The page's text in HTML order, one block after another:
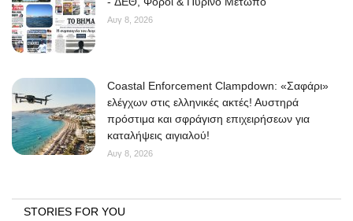
Αυγ 8, 2026
Coastal Enforcement Clampdown: «Σαφάρι»
ελέγχων στις ελληνικές ακτές! Αυστηρά
πρόστιμα και σφράγιση επιχειρήσεων για
καταλήψεις αιγιαλού!
Αυγ 8, 2026
STORIES FOR YOU